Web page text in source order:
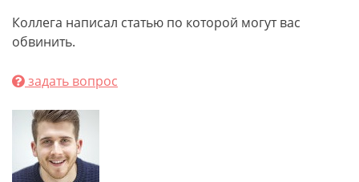
Коллега написал статью по которой могут вас
обвинить.
задать вопрос